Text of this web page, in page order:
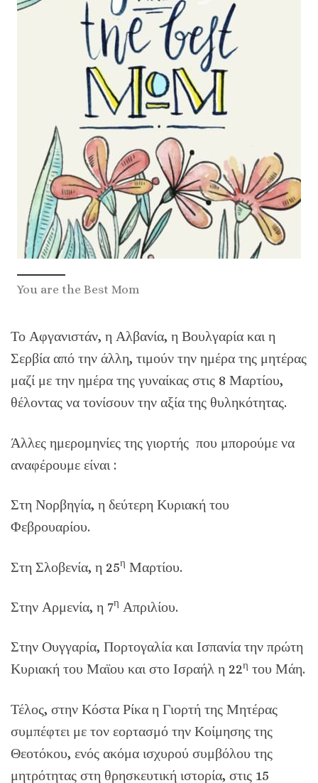
You are the Best Mom
Το Αφγανιστάν, η Αλβανία, η Βουλγαρία και η
Σερβία από την άλλη, τιμούν την ημέρα της μητέρας
μαζί με την ημέρα της γυναίκας στις 8 Μαρτίου,
θέλοντας να τονίσουν την αξία της θυληκότητας.
Άλλες ημερομηνίες της γιορτής που μπορούμε να
αναφέρουμε είναι :
Στη Νορβηγία, η δεύτερη Κυριακή του
Φεβρουαρίου.
Στη Σλοβενία, η 25η Μαρτίου.
Στην Αρμενία, η 7η Απριλίου.
Στην Ουγγαρία, Πορτογαλία και Ισπανία την πρώτη
Κυριακή του Μαϊου και στο Ισραήλ η 22η του Μάη.
Τέλος, στην Κόστα Ρίκα η Γιορτή της Μητέρας
συμπέφτει με τον εορτασμό την Κοίμησης της
Θεοτόκου, ενός ακόμα ισχυρού συμβόλου της
μητρότητας στη θρησκευτική ιστορία, στις 15